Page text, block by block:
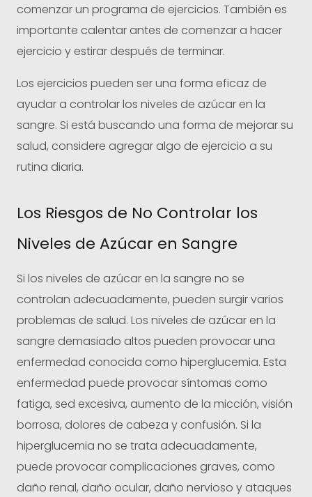
comenzar un programa de ejercicios. También es
importante calentar antes de comenzar a hacer
ejercicio y estirar después de terminar.
Los ejercicios pueden ser una forma eficaz de
ayudar a controlar los niveles de azúcar en la
sangre. Si está buscando una forma de mejorar su
salud, considere agregar algo de ejercicio a su
rutina diaria.
Los Riesgos de No Controlar los
Niveles de Azúcar en Sangre
Si los niveles de azúcar en la sangre no se
controlan adecuadamente, pueden surgir varios
problemas de salud. Los niveles de azúcar en la
sangre demasiado altos pueden provocar una
enfermedad conocida como hiperglucemia. Esta
enfermedad puede provocar síntomas como
fatiga, sed excesiva, aumento de la micción, visión
borrosa, dolores de cabeza y confusión. Si la
hiperglucemia no se trata adecuadamente,
puede provocar complicaciones graves, como
daño renal, daño ocular, daño nervioso y ataques